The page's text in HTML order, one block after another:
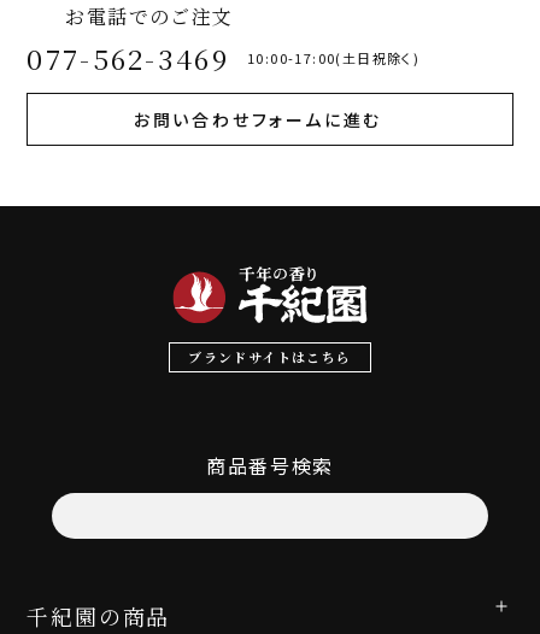
お電話でのご注文
077-562-3469 10:00-17:00(土日祝除く)
お問い合わせフォームに進む
ブランドサイトはこちら
商品番号検索
千紀園の商品